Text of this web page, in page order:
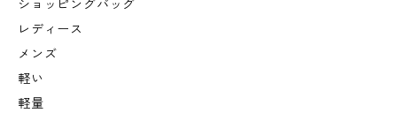
ショッピングバッグ
レディース
メンズ
軽い
軽量